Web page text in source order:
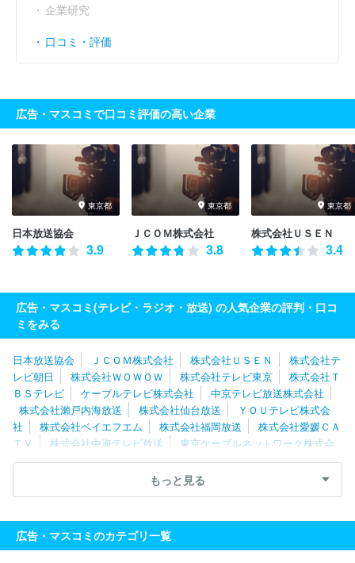
企業研究
口コミ・評価
広告・マスコミで口コミ評価の高い企業
東京都
日本放送協会
3.9
東京都
ＪＣＯＭ株式会社
3.8
東京都
株式会社ＵＳＥＮ
3.4
広告・マスコミ(テレビ・ラジオ・放送) の人気企業の評判・口コ
ミをみる
日本放送協会 ＪＣＯＭ株式会社 株式会社ＵＳＥＮ
株式会社テ
レビ朝日
株式会社ＷＯＷＯＷ 株式会社テレビ東京
株式会社Ｔ
ＢＳテレビ
ケーブルテレビ株式会社
中京テレビ放送株式会社
株式会社瀨戸内海放送
株式会社仙台放送
ＹＯＵテレビ株式会
社
株式会社ベイエフエム 株式会社福岡放送
株式会社愛媛ＣＡ
ＴＶ
株式会社中海テレビ放送
東京ケーブルネットワーク株式会
社
湘南ケーブルネットワーク株式会社
スカパーＪＳＡＴ株式会
株式会社倉敷ケーブルテレビ 岡山放送株式会社
株式会社宮
崎放送
レビ株式会社
日本海テレビジョン放送株式会社
山隂中央テレビ
ジヨン放送株式会社
株式会社あいテレビ
もっと見る
広告・マスコミのカテゴリ一覧